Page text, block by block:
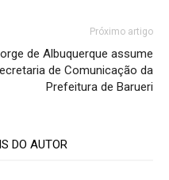
Próximo artigo
de Albuquerque assume
de Comunicação da
Prefeitura de Barueri
DO AUTOR